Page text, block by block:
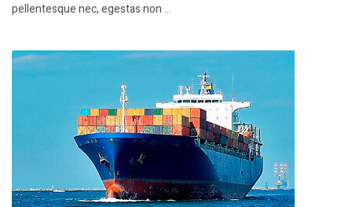
pellentesque nec, egestas non ...